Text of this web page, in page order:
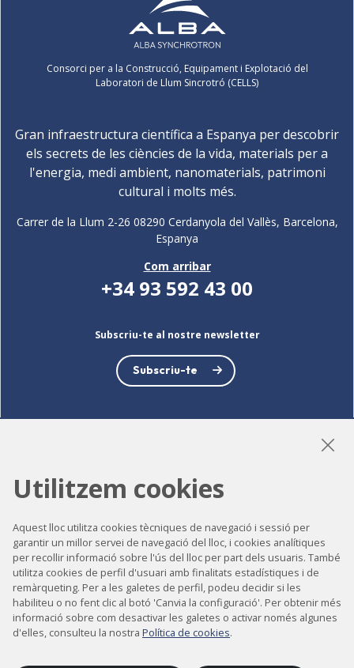
Consorci per a la Construcció, Equipament i Explotació del
Laboratori de Llum Sincrotró (CELLS)
Gran infraestructura científica a Espanya per descobrir
els secrets de les ciències de la vida, materials per a
l'energia, medi ambient, nanomaterials, patrimoni
cultural i molts més.
Carrer de la Llum 2-26 08290 Cerdanyola del Vallès, Barcelona,
Espanya
Com arribar
+34 93 592 43 00
Subscriu-te al nostre newsletter
Subscriu-te
Accessibilitat
Contacte
Avís legal
Política de privacitat
Utilitzem cookies
Aquest lloc utilitza cookies tècniques de navegació i sessió per
garantir un millor servei de navegació del lloc, i cookies analítiques
per recollir informació sobre l'ús del lloc per part dels usuaris. També
utilitza cookies de perfil d'usuari amb finalitats estadístiques i de
remàrqueting. Per a les galetes de perfil, podeu decidir si les
habiliteu o no fent clic al botó 'Canvia la configuració'. Per obtenir més
informació sobre com desactivar les galetes o activar només algunes
d'elles, consulteu la nostra Política de cookies.